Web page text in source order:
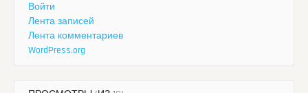
Войти
Лента записей
Лента комментариев
WordPress.org